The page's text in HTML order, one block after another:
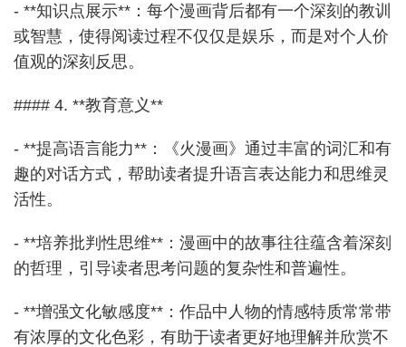
- **知识点展示**：每个漫画背后都有一个深刻的教训
或智慧，使得阅读过程不仅仅是娱乐，而是对个人价
值观的深刻反思。
#### 4. **教育意义**
- **提高语言能力**：《火漫画》通过丰富的词汇和有
趣的对话方式，帮助读者提升语言表达能力和思维灵
活性。
- **培养批判性思维**：漫画中的故事往往蕴含着深刻
的哲理，引导读者思考问题的复杂性和普遍性。
- **增强文化敏感度**：作品中人物的情感特质常常带
有浓厚的文化色彩，有助于读者更好地理解并欣赏不